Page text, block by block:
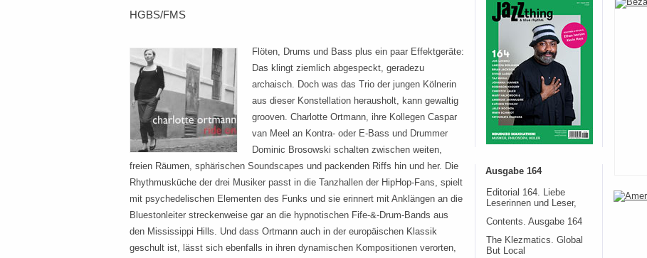
HGBS/FMS
Flöten, Drums und Bass plus ein paar Effektgeräte:
Das klingt ziemlich abgespeckt, geradezu
archaisch. Doch was das Trio der jungen Kölnerin
aus dieser Konstellation herausholt, kann gewaltig
grooven. Charlotte Ortmann, ihre Kollegen Caspar
van Meel an Kontra- oder E-Bass und Drummer
Dominic Brosowski schalten zwischen weiten,
freien Räumen, sphärischen Soundscapes und packenden Riffs hin und her. Die
Rhythmusküche der drei Musiker passt in die Tanzhallen der HipHop-Fans, spielt
mit psychedelischen Elementen des Funks und sie erinnert mit Anklängen an die
Bluestonleiter streckenweise gar an die hypnotischen Fife-&-Drum-Bands aus
den Mississippi Hills. Und dass Ortmann auch in der europäischen Klassik
geschult ist, lässt sich ebenfalls in ihren dynamischen Kompositionen verorten,
Ausgabe 164
Editorial 164. Liebe
Leserinnen und Leser,
Contents. Ausgabe 164
The Klezmatics. Global
But Local